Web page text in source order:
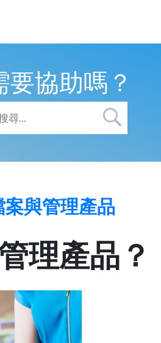
要協助嗎？
與管理產品
理產品？